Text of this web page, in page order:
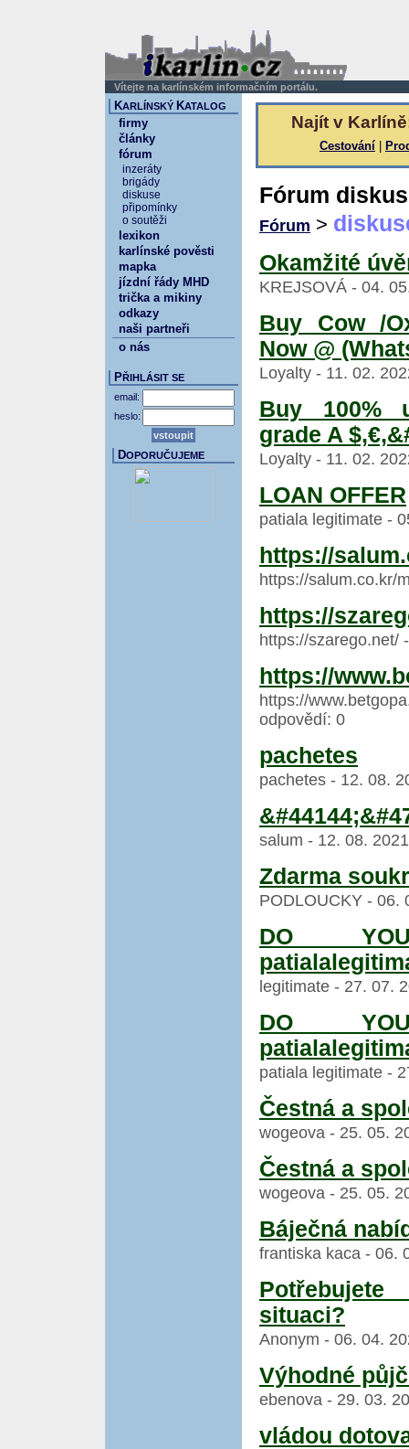
Vítejte na karlínském informačním portálu.
Najít v
Cestování
Fórum
Fórum >
Okamžité
KREJSOVÁ - 04.
Buy Cow /
Now @
Loyalty - 11. 02.
Buy 100%
grade A
Loyalty - 11. 02.
LOAN OFFER
patiala legitimate -
https://
https://salum.co.kr/
https://
https://szarego.net/
https://
https://
odpovědí: 0
pachetes
pachetes - 12. 08.
salum - 12. 08.
Zdarma
PODLOUCKY - 06.
DO
legitimate - 27. 07.
DO
patiala legitimate -
Čestná a
wogeova - 25. 05.
Čestná a
wogeova - 25. 05.
Báječná
frantiska kaca - 06.
situaci?
Anonym - 06. 04.
Výhodné
ebenova - 29. 03.
vládou
KARLÍNSKÝ KATALOG
firmy
články
fórum
inzeráty
brigády
diskuse
připomínky
o soutěži
lexikon
karlínské pověsti
mapka
jízdní řády MHD
trička a mikiny
odkazy
naši partneři
o nás
PŘIHLÁSIT SE
email:
heslo:
DOPORUČUJEME